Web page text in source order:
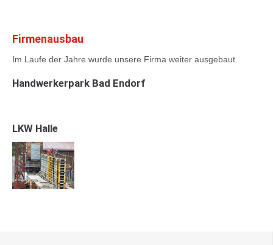
Firmenausbau
Im Laufe der Jahre wurde unsere Firma weiter ausgebaut.
Handwerkerpark Bad Endorf
LKW Halle